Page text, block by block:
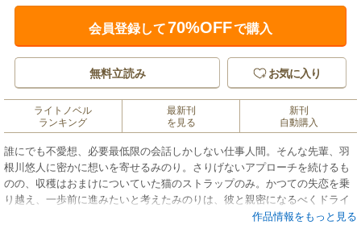
会員登録して70%OFFで購入
無料立読み お気に入り
ライトノベル
ランキング
最新刊
を見る
新刊
自動購入
誰にでも不愛想、必要最低限の会話しかしない仕事人間。そんな先輩、羽
根川悠人に密かに想いを寄せるみのり。さりげないアプローチを続けるも
のの、収穫はおまけについていた猫のストラップのみ。かつての失恋を乗
り越え、一歩前に進みたいと考えたみのりは、彼と親密になるべくドライ
ブに誘う。会話の流れで行き先は心霊スポットの廃墟、幽霊を信じない彼
作品情報をもっと見る